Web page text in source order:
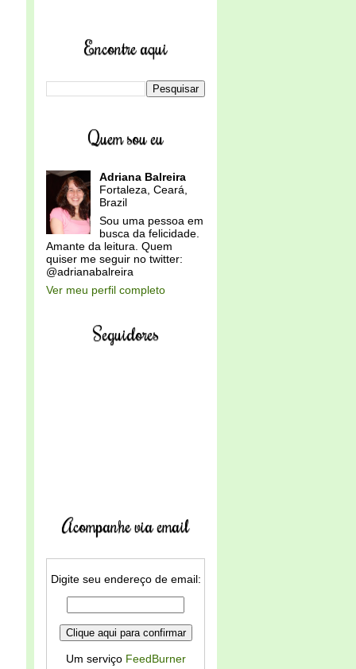
Encontre aqui
Quem sou eu
Adriana Balreira
Fortaleza, Ceará,
Brazil
Sou uma pessoa em
busca da felicidade.
Amante da leitura. Quem
quiser me seguir no twitter:
@adrianabalreira
Ver meu perfil completo
Seguidores
Acompanhe via email
Digite seu endereço de email:
Um serviço FeedBurner